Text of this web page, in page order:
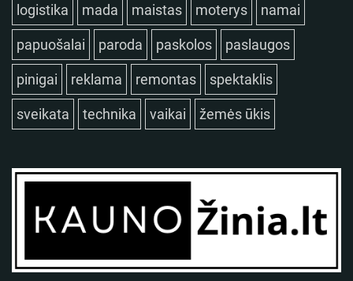
logistika mada maistas moterys namai
papuošalai paroda paskolos paslaugos
pinigai reklama remontas spektaklis
sveikata technika vaikai žemės ūkis